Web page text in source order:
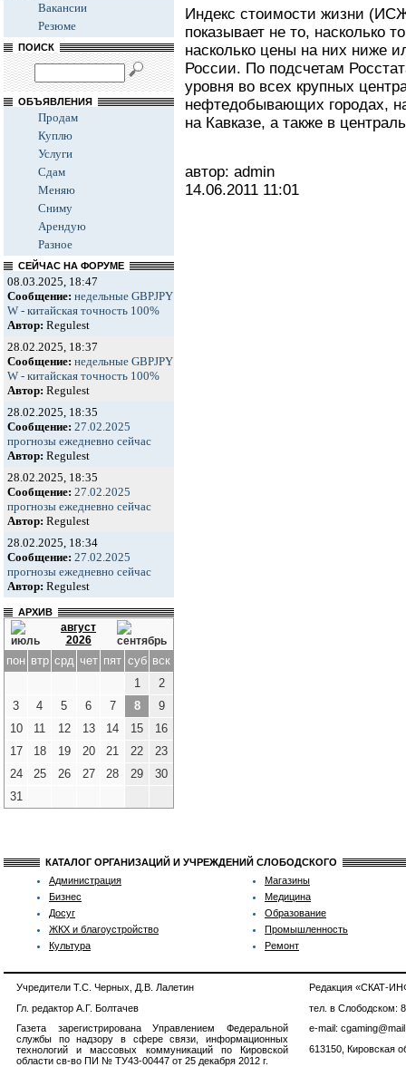
Вакансии
Резюме
ПОИСК
ОБЪЯВЛЕНИЯ
Продам
Куплю
Услуги
Сдам
Меняю
Сниму
Арендую
Разное
СЕЙЧАС НА ФОРУМЕ
08.03.2025, 18:47
Сообщение: недельные GBPJPY
W - китайская точность 100%
Автор: Regulest
28.02.2025, 18:37
Сообщение: недельные GBPJPY
W - китайская точность 100%
Автор: Regulest
28.02.2025, 18:35
Сообщение: 27.02.2025
прогнозы ежедневно сейчас
Автор: Regulest
28.02.2025, 18:35
Сообщение: 27.02.2025
прогнозы ежедневно сейчас
Автор: Regulest
28.02.2025, 18:34
Сообщение: 27.02.2025
прогнозы ежедневно сейчас
Автор: Regulest
АРХИВ
август
2026
пон втр срд чет пят суб вск
1
2
3
4 5 6 7 8
9
10
11 12 13 14 15
16
17
18 19 20 21 22
23
24
25 26 27 28 29
30
31
Индекс стоимости жизни
показывает не то, насколько
насколько цены на них ниже
России. По подсчетам
уровня во всех крупных
нефтедобывающих городах,
на Кавказе, а также в
автор: admin
14.06.2011 11:01
КАТАЛОГ ОРГАНИЗАЦИЙ И УЧРЕЖДЕНИЙ СЛОБОДСКОГО
Администрация
Бизнес
Досуг
ЖКХ и благоустройство
Культура
Магазины
Медицина
Образование
Промышленность
Ремонт
Учредители Т.С. Черных, Д.В. Лалетин
Гл. редактор А.Г. Болтачев
Газета зарегистрирована Управлением Федеральной
службы по надзору в сфере связи, информационных
технологий и массовых коммуникаций по Кировской
области св-во ПИ № ТУ43-00447 от 25 декабря 2012 г.
Редакция «СКАТ-
тел. в Слободском:
e-mail:
613150, Кировская